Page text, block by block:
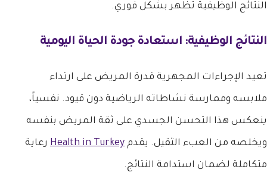
النتائج الوظيفية تظهر بشكل فوري.
النتائج الوظيفية: استعادة جودة الحياة اليومية
تعيد الإجراءات المجهرية قدرة المريض على ارتداء
ملابسه وممارسة نشاطاته الرياضية دون قيود. نفسياً،
ينعكس هذا التحسن الجسدي على ثقة المريض بنفسه
ويخلصه من العبء الثقيل. يقدم Health in Turkey رعاية
متكاملة لضمان استدامة النتائج.